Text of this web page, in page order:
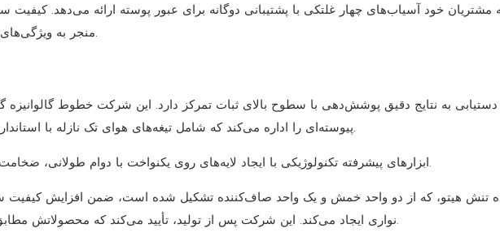
مشتریان خود آسیاب‌های چهار غلتکی با پشتیبانی دوگانه برای عبور پوسته ارائه می‌دهد. کیفیت
تنش هیتو، که از دو واحد خمش و یک واحد صاف‌کننده تشکیل شده است، ضمن افزایش کیفیت